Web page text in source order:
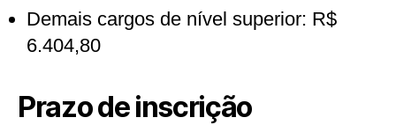
Demais cargos de nível superior: R$
6.404,80
Prazo de inscrição